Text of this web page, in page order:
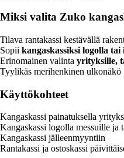
Miksi valita Zuko
Tilava rantakassi kestävällä
Sopii kangaskassiksi logolla
Erinomainen valinta yrityksille,
Tyylikäs merihenkinen ulkonäkö
Käyttökohteet
Kangaskassi painatuksella
Kangaskassi logolla messuille ja
Kangaskassi jälleenmyyntiin
Rantakassi ja ostoskassi